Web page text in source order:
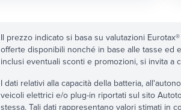
Il prezzo indicato si basa su valutazioni
offerte disponibili nonché in base alle tasse ed
inclusi eventuali sconti e promozioni, si invita a
I dati relativi alla capacità della batteria,
veicoli elettrici e/o plug-in riportati sul sito
stessa. Tali dati rappresentano valori stimati in